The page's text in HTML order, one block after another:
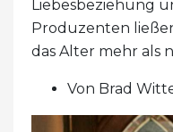
Liebesbeziehung
Produzenten
das Alter mehr als
Von Brad